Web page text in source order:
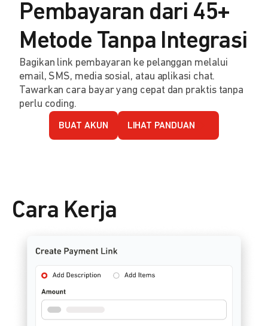
Pembayaran dari 45+
Metode Tanpa Integrasi
Bagikan link pembayaran ke pelanggan melalui
email, SMS, media sosial, atau aplikasi chat.
Tawarkan cara bayar yang cepat dan praktis tanpa
perlu coding.
BUAT AKUN LIHAT PANDUAN
Cara Kerja